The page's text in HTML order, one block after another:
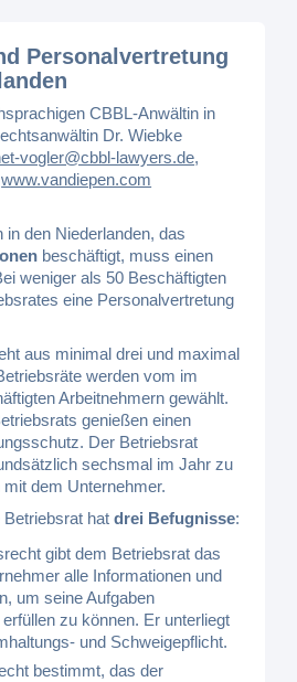
Personalvertretung
CBBL-Anwältin in
Dr. Wiebke
vogler@cbbl-lawyers.de,
www.vandiepen.com
den Niederlanden, das
beschäftigt, muss einen
weniger als 50 Beschäftigten
eine Personalvertretung
aus minimal drei und maximal
werden vom im
Arbeitnehmern gewählt.
genießen einen
Der Betriebsrat
sechsmal im Jahr zu
dem Unternehmer.
Betriebsrat hatdrei Befugnisse:
gibt dem Betriebsrat das
alle Informationen und
um seine Aufgaben
zu können. Er unterliegt
und Schweigepflicht.
bestimmt, das der